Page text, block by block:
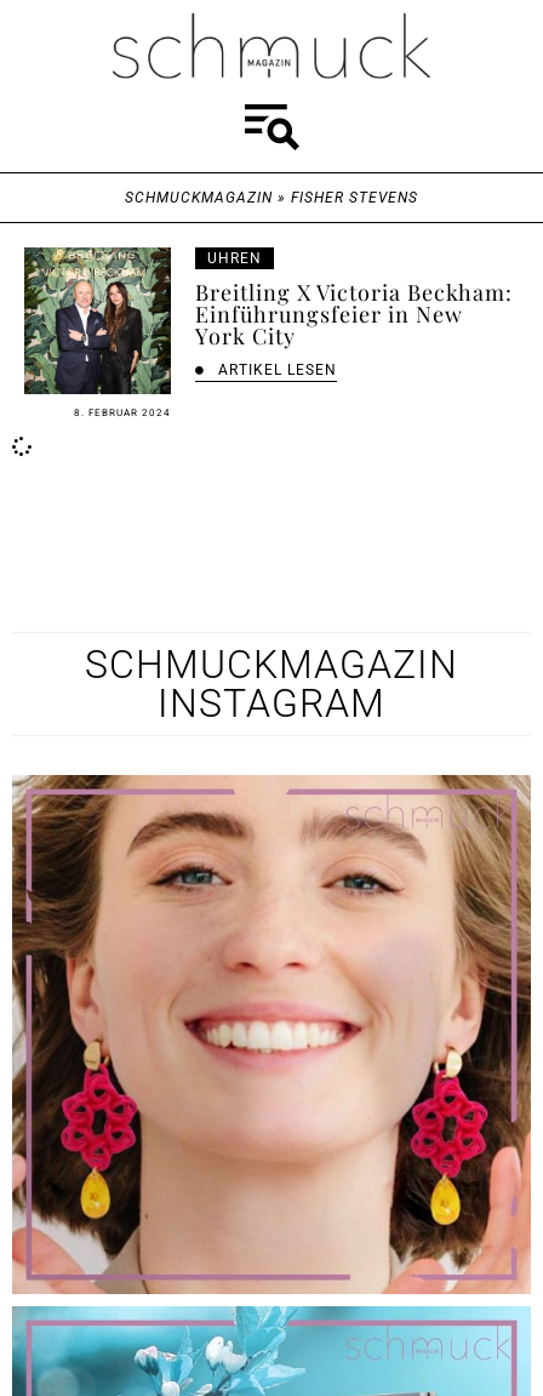
SCHMUCKMAGAZIN » FISHER STEVENS
8. FEBRUAR 2024
UHREN
Breitling X Victoria Beckham:
Einführungsfeier in New
York City
ARTIKEL LESEN
SCHMUCKMAGAZIN
INSTAGRAM